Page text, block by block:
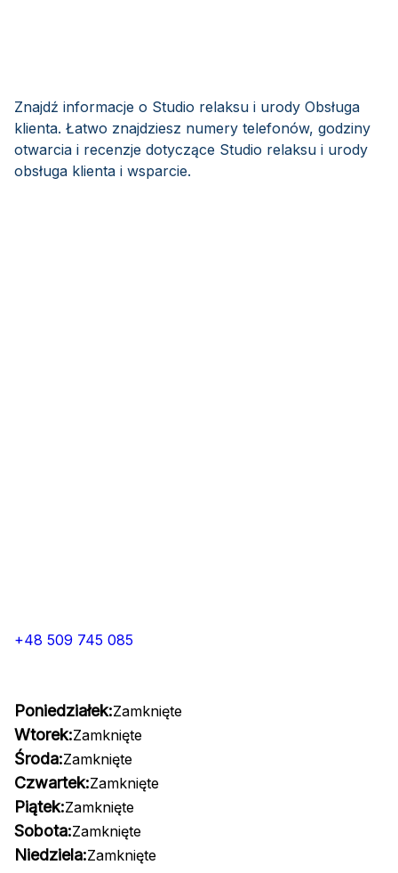
Znajdź informacje o Studio relaksu i urody Obsługa
klienta. Łatwo znajdziesz numery telefonów, godziny
otwarcia i recenzje dotyczące Studio relaksu i urody
obsługa klienta i wsparcie.
+48 509 745 085
Poniedziałek:Zamknięte
Wtorek:Zamknięte
Środa:Zamknięte
Czwartek:Zamknięte
Piątek:Zamknięte
Sobota:Zamknięte
Niedziela:Zamknięte